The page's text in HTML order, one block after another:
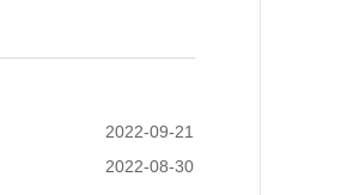
2022-09-21
2022-08-30